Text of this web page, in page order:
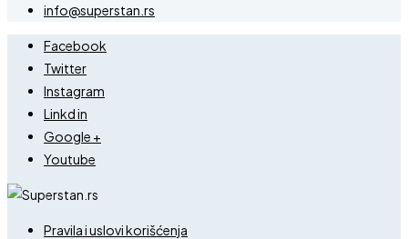
info@superstan.rs
Facebook
Twitter
Instagram
Linkd in
Google +
Youtube
Pravila i uslovi korišćenja